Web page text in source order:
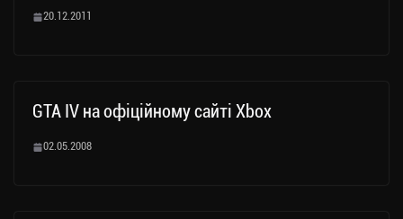
20.12.2011
GTA IV на офіційному сайті Xbox
02.05.2008